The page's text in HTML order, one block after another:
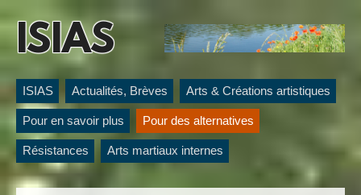
ISIAS
ISIAS Actualités, Brèves Arts & Créations artistiques
Pour en savoir plus Pour des alternatives
Résistances Arts martiaux internes